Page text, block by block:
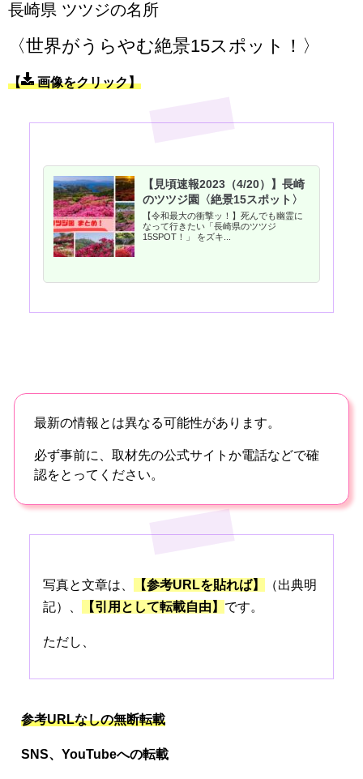
長崎県 ツツジの名所
〈世界がうらやむ絶景15スポット！〉
【 画像をクリック】
【見頃速報2023（4/20）】長崎
のツツジ園〈絶景15スポット〉
【令和最大の衝撃ッ！】死んでも幽霊に
なって行きたい「長崎県のツツジ
15SPOT！」 をズキ...
最新の情報とは異なる可能性があります。
必ず事前に、取材先の公式サイトか電話などで確
認をとってください。
写真と文章は、 【参考URLを貼れば】
（出典明
記）、
【引用として転載自由】 です。
ただし、
参考URLなしの無断転載
SNS、 YouTubeへの転載